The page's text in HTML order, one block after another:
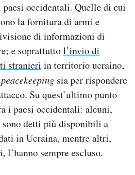
occidentali. Quelle di cui
la fornitura di armi e
di informazioni di
e soprattuttol’invio di
stranieri in territorio ucraino,
peacekeeping sia per rispondere
Su quest’ultimo punto
i paesi occidentali: alcuni,
sono detti più disponibili a
in Ucraina, mentre altri,
sempre escluso.